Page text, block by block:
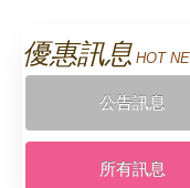
客房介紹
訂房須知
優惠訊息 HOT
公告訊息
所有訊息